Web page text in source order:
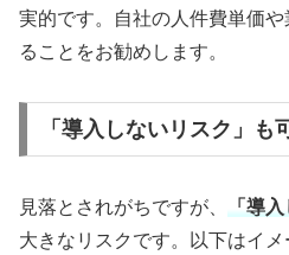
実的です。自社の人件費単価
ることをお勧めします。
「導入しないリスク」も
見落とされがちですが、 「導
大きなリスクです。以下はイ